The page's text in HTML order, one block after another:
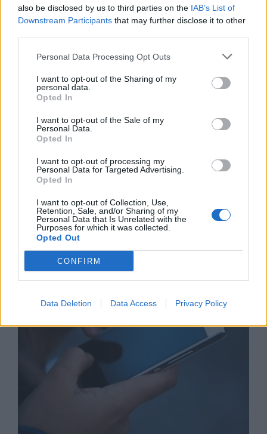
also be disclosed by us to third parties on the IAB’s List of
Downstream Participants that may further disclose it to other
Personal Data Processing Opt Outs
I want to opt-out of the Sharing of my
personal data.
Opted In
I want to opt-out of the Sale of my
Personal Data.
Opted In
I want to opt-out of processing my
Personal Data for Targeted Advertising.
Opted In
I want to opt-out of Collection, Use,
Retention, Sale, and/or Sharing of my
Personal Data that Is Unrelated with the
Purposes for which it was collected.
Opted Out
CONFIRM
Data Deletion Data Access Privacy Policy
Изкуствен интелект за първи път
създаде нови жизнеспособни вируси
07.08.2026 / 15:30
Астронавти на NASA излязоха в
открития космос
07.08.2026 / 15:00